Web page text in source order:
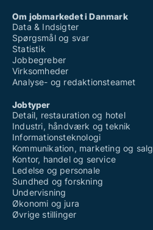
Om jobmarkedet i Danmark
Data & Indsigter
Spørgsmål og svar
Statistik
Jobbegreber
Virksomheder
Analyse- og redaktionsteamet
Jobtyper
Detail, restauration og hotel
Industri, håndværk og teknik
Informationsteknologi
Kommunikation, marketing og salg
Kontor, handel og service
Ledelse og personale
Sundhed og forskning
Undervisning
Økonomi og jura
Øvrige stillinger